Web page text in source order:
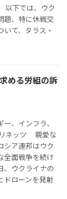
以下では、ウク
題、特に休戦交
いて、タラス・
める労組の訴
、インフラ、
ネッツ 親愛な
ア連邦はウク
全面戦争を続け
、ウクライナの
ドローンを発射